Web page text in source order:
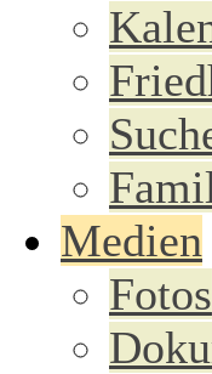
Medien
Fotos